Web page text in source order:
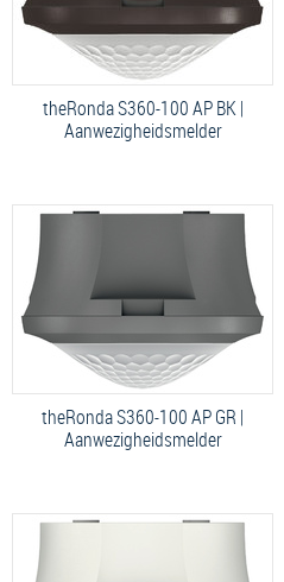
theRonda S360-100 AP BK |
Aanwezigheidsmelder
theRonda S360-100 AP GR |
Aanwezigheidsmelder